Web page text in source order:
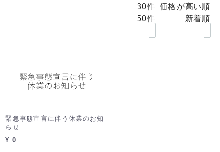
緊急事態宣言に伴う休業のお知
らせ
¥ 0